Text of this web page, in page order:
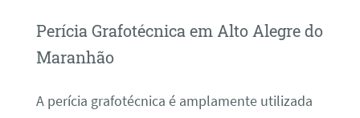
Perícia Grafotécnica em Alto Alegre do
Maranhão
A perícia grafotécnica é amplamente utilizada